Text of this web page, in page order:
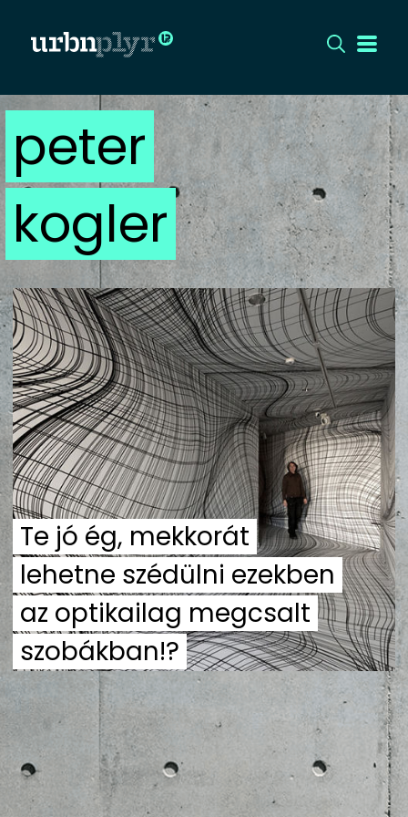
CÍMLAP
DIZÁJN
DIVAT
HIP
KULT
UTCA
ZENE
MÉDIAAJÁNLAT
IMPRESSZUM
PR-ARCHÍVUM
ADATKEZELÉSI TÁJÉKOZTATÓ
peter
kogler
Te jó ég, mekkorát
lehetne szédülni ezekben
az optikailag megcsalt
szobákban!?